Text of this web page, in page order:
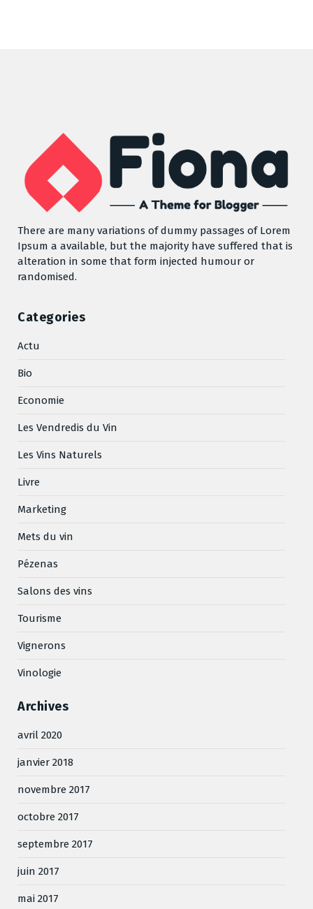
There are many variations of dummy passages of Lorem
Ipsum a available, but the majority have suffered that is
alteration in some that form injected humour or
randomised.
Categories
Actu
Bio
Economie
Les Vendredis du Vin
Les Vins Naturels
Livre
Marketing
Mets du vin
Pézenas
Salons des vins
Tourisme
Vignerons
Vinologie
Archives
avril 2020
janvier 2018
novembre 2017
octobre 2017
septembre 2017
juin 2017
mai 2017